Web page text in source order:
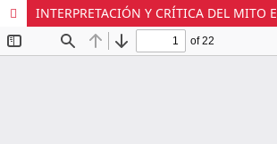
INTERPRETACIÓN Y CRÍTICA DEL MITO